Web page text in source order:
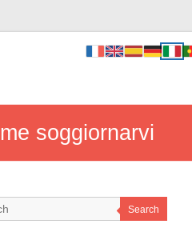
soggiornarvi
Search